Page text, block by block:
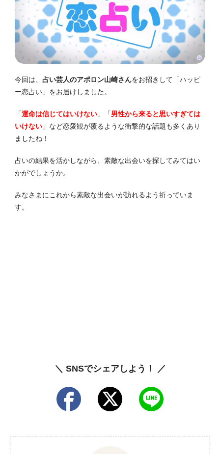
今回は、 占い芸人のアポロン山崎さんをお招きして「ハッピ
ー恋占い」をお届けしました。
「運命は信じてはいけない 」「男性から来ると思いすぎては
いけない 」など恋愛観が覆るような衝撃的な話題も多くあり
ましたね！
占いの結果を活かしながら、素敵な出会いを探してみてはい
かがでしょうか。
みなさまにこれから素敵な出会いが訪れるよう祈っていま
す。
＼ SNSでシェアしよう！ ／